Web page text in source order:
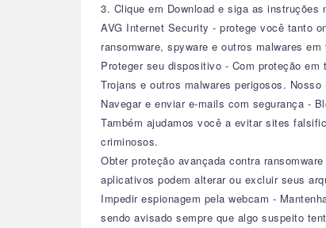
3. Clique em Download e siga as instruções
AVG Internet Security - protege você tanto
ransomware, spyware e outros malwares
Proteger seu dispositivo - Com proteção
Trojans e outros malwares perigosos.
Navegar e enviar e-mails com segurança -
Também ajudamos você a evitar sites
criminosos.
Obter proteção avançada contra
aplicativos podem alterar ou excluir seus
Impedir espionagem pela webcam -
sendo avisado sempre que algo suspeito